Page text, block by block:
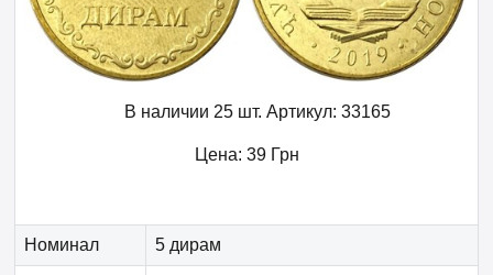
В наличии 25 шт. Артикул: 33165
Цена: 39 Грн
Номинал 5 дирам